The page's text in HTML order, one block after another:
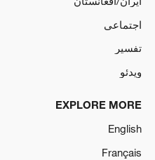
اجتماعی
تفسیر
ویدئو
EXPLORE MORE
English
Français